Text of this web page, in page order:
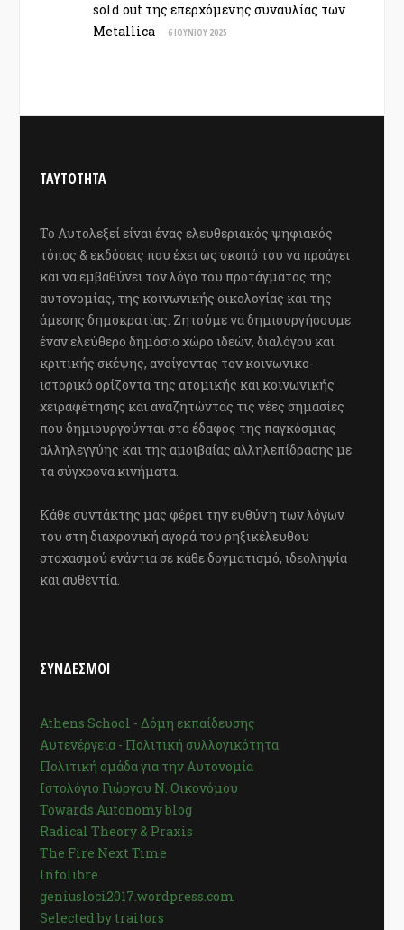
sold out της επερχόμενης συναυλίας των
Metallica
6 ΙΟΥΝΊΟΥ 2025
ΤΑΥΤΟΤΗΤΑ
Το Αυτολεξεί είναι ένας ελευθεριακός ψηφιακός
τόπος & εκδόσεις που έχει ως σκοπό του να προάγει
και να εμβαθύνει τον λόγο του προτάγματος της
αυτονομίας, της κοινωνικής οικολογίας και της
άμεσης δημοκρατίας. Ζητούμε να δημιουργήσουμε
έναν ελεύθερο δημόσιο χώρο ιδεών, διαλόγου και
κριτικής σκέψης, ανοίγοντας τον κοινωνικο-
ιστορικό ορίζοντα της ατομικής και κοινωνικής
χειραφέτησης και αναζητώντας τις νέες σημασίες
που δημιουργούνται στο έδαφος της παγκόσμιας
αλληλεγγύης και της αμοιβαίας αλληλεπίδρασης με
τα σύγχρονα κινήματα.
Κάθε συντάκτης μας φέρει την ευθύνη των λόγων
του στη διαχρονική αγορά του ρηξικέλευθου
στοχασμού ενάντια σε κάθε δογματισμό, ιδεοληψία
και αυθεντία.
ΣΥΝΔΕΣΜΟΙ
Athens School - Δόμη εκπαίδευσης
Αυτενέργεια - Πολιτική συλλογικότητα
Πολιτική ομάδα για την Αυτονομία
Ιστολόγιο Γιώργου Ν. Οικονόμου
Towards Autonomy blog
Radical Theory & Praxis
The Fire Next Time
Infolibre
geniusloci2017.wordpress.com
Selected by traitors